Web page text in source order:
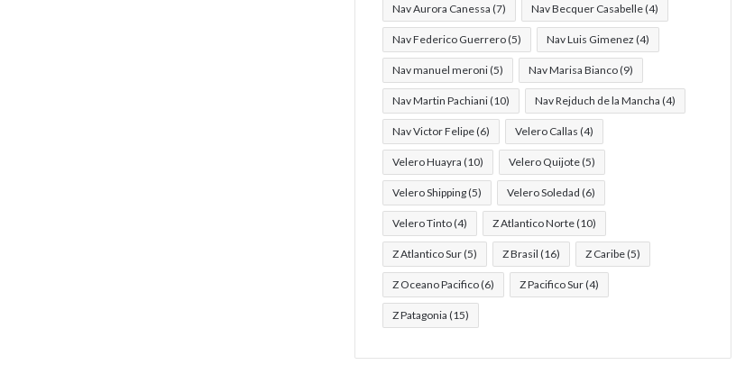
Nav Aurora Canessa (7) Nav Becquer Casabelle(4)
Nav Federico Guerrero(5) Nav Luis Gimenez (4)
Nav manuel meroni(5) Nav Marisa Bianco(9)
Nav Martin Pachiani(10) Nav Rejduch de la Mancha (4)
Nav Victor Felipe(6) Velero Callas (4)
Velero Huayra (10) Velero Quijote(5)
Velero Shipping(5) Velero Soledad (6)
Velero Tinto(4) Z Atlantico Norte(10)
Z Atlantico Sur(5) Z Brasil (16) Z Caribe(5)
Z Oceano Pacifico(6) Z Pacifico Sur(4)
Z Patagonia (15)